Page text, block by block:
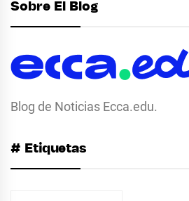
Sobre El Blog
Blog de Noticias Ecca.edu.
# Etiquetas